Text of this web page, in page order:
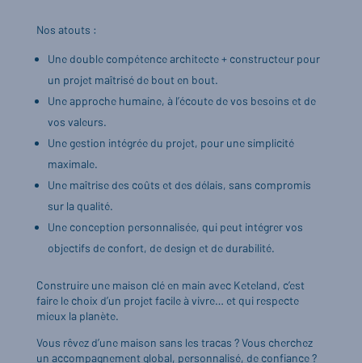
Nos atouts :
Une double compétence architecte + constructeur pour
un projet maîtrisé de bout en bout.
Une approche humaine, à l’écoute de vos besoins et de
vos valeurs.
Une gestion intégrée du projet, pour une simplicité
maximale.
Une maîtrise des coûts et des délais, sans compromis
sur la qualité.
Une conception personnalisée, qui peut intégrer vos
objectifs de confort, de design et de durabilité.
Construire une maison clé en main avec Keteland, c’est
faire le choix d’un projet facile à vivre… et qui respecte
mieux la planète.
Vous rêvez d’une maison sans les tracas ? Vous cherchez
un accompagnement global, personnalisé, de confiance ?